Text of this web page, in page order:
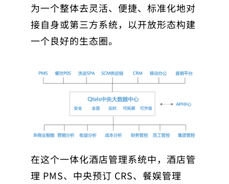
为一个整体去灵活、便捷、标准化地对
接自身或第三方系统，以开放形态构建
一个良好的生态圈。
在这个一体化酒店管理系统中，酒店管
理 PMS、中央预订 CRS、餐娱管理